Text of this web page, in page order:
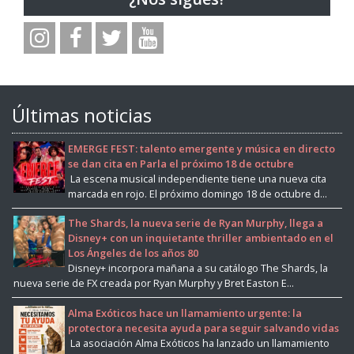
Últimas noticias
EMERGE FEST: talento emergente y música en directo
se dan cita en Parla el próximo 18 de octubre
La escena musical independiente tiene una nueva cita
marcada en rojo. El próximo domingo 18 de octubre d...
The Shards, la nueva serie de Ryan Murphy, llega a
Disney+ con un inquietante thriller ambientado en el
Los Ángeles de los años 80
Disney+ incorpora mañana a su catálogo The Shards, la
nueva serie de FX creada por Ryan Murphy y Bret Easton E...
Alma Exóticos hace un llamamiento urgente: la
protectora necesita ayuda para seguir salvando vidas
La asociación Alma Exóticos ha lanzado un llamamiento